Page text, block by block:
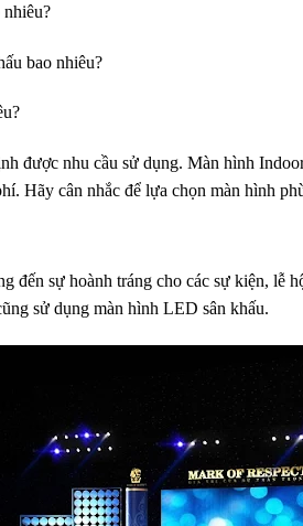
nhiêu?
bao nhiêu?
được nhu cầu sử dụng. Màn hình
Hãy cân nhắc để lựa chọn màn hình
đến sự hoành tráng cho các sự kiện, lễ
sử dụng màn hình LED sân khấu.